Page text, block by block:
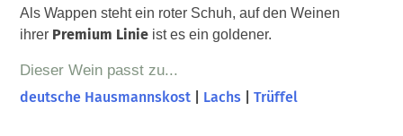
Als Wappen steht ein roter Schuh, auf den Weinen
ihrer Premium Linie ist es ein goldener.
Dieser Wein passt zu...
deutsche Hausmannskost
Lachs |Trüffel